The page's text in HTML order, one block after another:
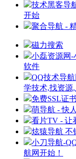
技术黑客导
开始
聚合导航 -
磁力搜索
小磊资源网-
软件
QQ技术导
学技术,找资源
免费SSL证书
萌导航 - 快
看片TV - 让
炫猿导航 不
小刀导航-
航网开始！